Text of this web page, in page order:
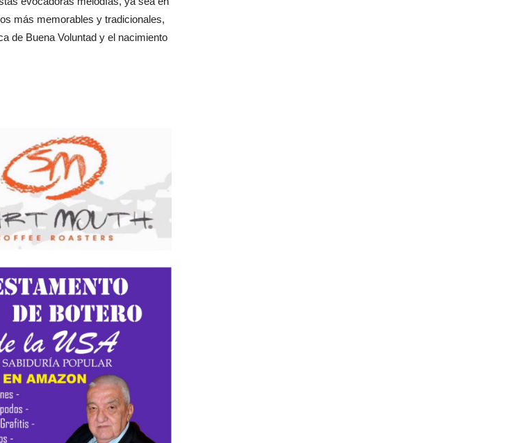
más memorables y tradicionales,
de Buena Voluntad y el nacimiento